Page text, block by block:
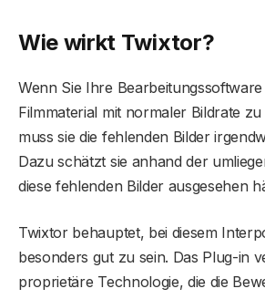
Wie wirkt Twixtor?
Wenn Sie Ihre
Filmmaterial mit normaler Bildrate
muss sie die fehlenden Bilder
Dazu schätzt sie anhand der
diese fehlenden Bilder ausgesehen
Twixtor behauptet, bei diesem
besonders gut zu sein. Das Plug-in
proprietäre Technologie, die die